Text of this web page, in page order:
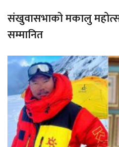
संखुवासभाको मकालु
सम्मानित